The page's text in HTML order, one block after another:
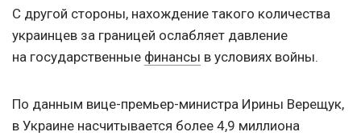
С другой стороны, нахождение такого количества
украинцев за границей ослабляет давление
на государственные финансы в условиях войны.
По данным вице-премьер-министра Ирины Верещук,
в Украине насчитывается более 4,9 миллиона